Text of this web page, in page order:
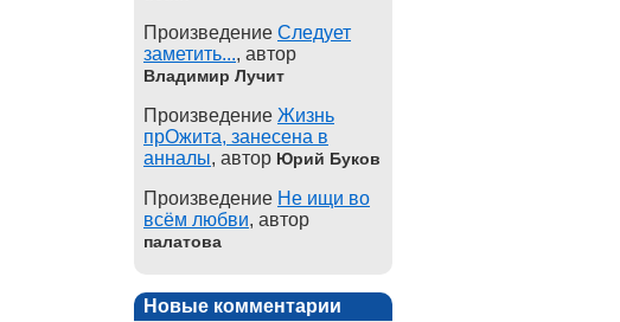
Произведение Следует
заметить..., автор
Владимир Лучит
Произведение Жизнь
прОжита, занесена в
анналы, автор Юрий Буков
Произведение Не ищи во
всём любви, автор
палатова
Новые комментарии